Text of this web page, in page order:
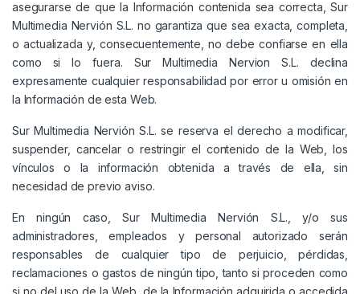
asegurarse de que la Información contenida sea correcta, Sur
Multimedia Nervión S.L. no garantiza que sea exacta, completa,
o actualizada y, consecuentemente, no debe confiarse en ella
como si lo fuera. Sur Multimedia Nervion S.L. declina
expresamente cualquier responsabilidad por error u omisión en
la Información de esta Web.
Sur Multimedia Nervión S.L. se reserva el derecho a modificar,
suspender, cancelar o restringir el contenido de la Web, los
vínculos o la información obtenida a través de ella, sin
necesidad de previo aviso.
En ningún caso, Sur Multimedia Nervión S.L., y/o sus
administradores, empleados y personal autorizado serán
responsables de cualquier tipo de perjuicio, pérdidas,
reclamaciones o gastos de ningún tipo, tanto si proceden como